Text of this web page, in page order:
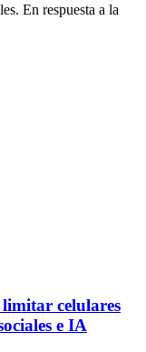
En respuesta a la
celulares
e IA